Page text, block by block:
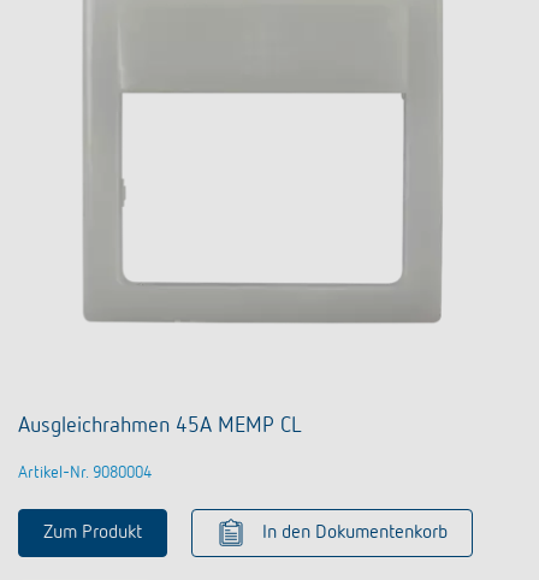
Ausgleichrahmen 45A MEMP CL
Artikel-Nr. 9080004
Zum Produkt In den Dokumentenkorb